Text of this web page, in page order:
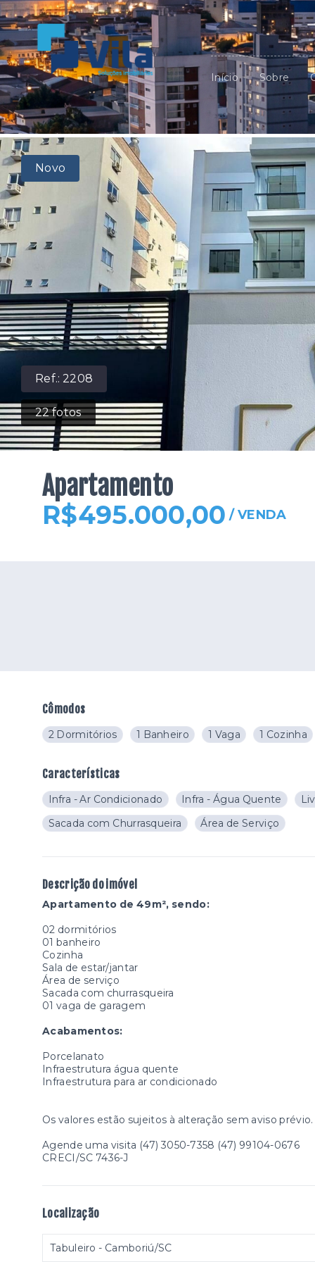
Início Sobre
Ref.: 2208
22fotos
Novo
Apartamento
R$495.000,00 /VENDA
Cômodos
2 Dormitórios 1 Banheiro 1 Vaga 1 Cozinha
Características
Infra - Ar Condicionado Infra - Água Quente
Sacada com Churrasqueira
Área de Serviço
Descrição do imóvel
Apartamento de 49m², sendo:
02 dormitórios
01 banheiro
Cozinha
Sala de estar/jantar
Área de serviço
Sacada com churrasqueira
01 vaga de garagem
Acabamentos:
Porcelanato
Infraestrutura água quente
Infraestrutura para ar condicionado
Os valores estão sujeitos à alteração sem aviso prévio.
Agende uma visita (47) 3050-7358 (47) 99104-0676
CRECI/SC 7436-J
Localização
Tabuleiro - Camboriú/SC